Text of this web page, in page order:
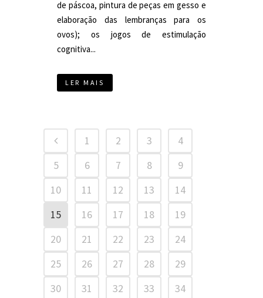
de páscoa, pintura de peças em gesso e
elaboração das lembranças para os
ovos); os jogos de estimulação
cognitiva...
LER MAIS
1 2 3
4
5
6 7 8
9
10
11 12 13
14
15
16 17 18
19
20
21 22 23
24
25
26 27 28
29
30
31 32 33
34